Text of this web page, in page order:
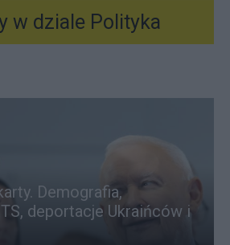
w dziale Polityka
Demografia,
deportacje Ukraińców i